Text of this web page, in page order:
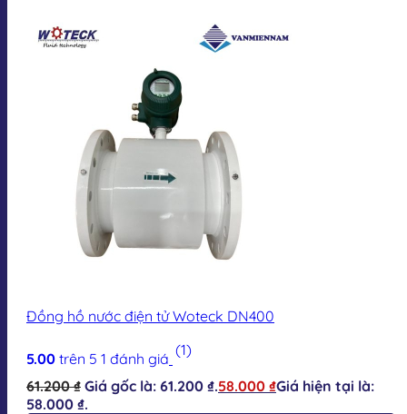
Đồng hồ nước điện tử Woteck DN400
5.00 trên 5 1 đánh giá (1)
61.200₫ Giá gốc là: 61.200 ₫.58.000 ₫Giá hiện tại là:
58.000 ₫.